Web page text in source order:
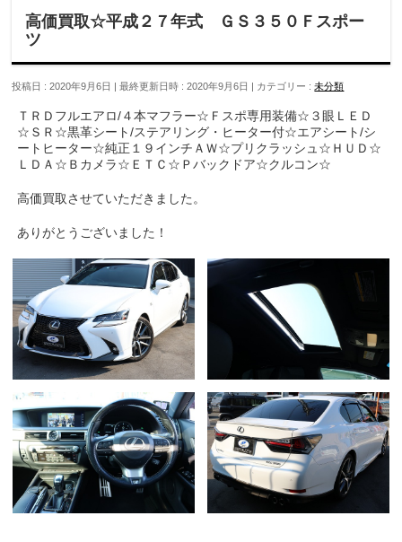
高価買取☆平成２７年式 ＧＳ３５０Ｆスポー
ツ
投稿日 : 2020年9月6日 最終更新日時 : 2020年9月6日 カテゴリー :未分類
ＴＲＤフルエアロ/４本マフラー☆Ｆスポ専用装備☆３眼ＬＥＤ
☆ＳＲ☆黒革シート/ステアリング・ヒーター付☆エアシート/シ
ートヒーター☆純正１９インチＡＷ☆プリクラッシュ☆ＨＵＤ☆
ＬＤＡ☆Ｂカメラ☆ＥＴＣ☆Ｐバックドア☆クルコン☆
高価買取させていただきました。
ありがとうございました！